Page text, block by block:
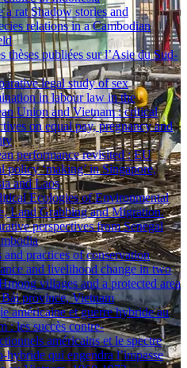
a rat Shadow stories and
relations in a Cambodian
thèses publiées sur l’Asie du Sud-
legal study of sex
in labour law in the
Union and Vietnam : critical
on equal pay, pregnancy and
performance revisited : EU
policy ‘making’ in Singapore,
and Laos
Ecologies of Environmental
Land Grabbing and Migration.
perspectives from Senegal
and practices of conservation
and livelihood change in two
villages and a protected area
province, Vietnam
américaine et guerre hybride au
: les succès contre-
américains et le spectre
hybride qui engendra l’impasse